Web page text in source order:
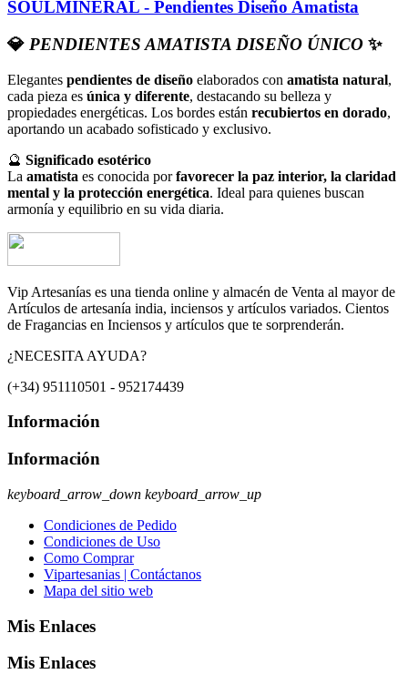
SOULMINERAL - Pendientes Diseño Amatista
💎 PENDIENTES AMATISTA DISEÑO ÚNICO ✨
Elegantes pendientes de diseño elaborados con amatista natural,
cada pieza es única y diferente, destacando su belleza y
propiedades energéticas. Los bordes están recubiertos en dorado,
aportando un acabado sofisticado y exclusivo.
🔮 Significado esotérico
La amatista es conocida porfavorecer la paz interior, la claridad
mental y la protección energética. Ideal para quienes buscan
armonía y equilibrio en su vida diaria.
Vip Artesanías es una tienda online y almacén de Venta al mayor de
Artículos de artesanía india, inciensos y artículos variados. Cientos
de Fragancias en Inciensos y artículos que te sorprenderán.
¿NECESITA AYUDA?
(+34) 951110501 - 952174439
Información
Información
keyboard_arrow_down keyboard_arrow_up
Condiciones de Pedido
Condiciones de Uso
Como Comprar
Vipartesanias | Contáctanos
Mapa del sitio web
Mis Enlaces
Mis Enlaces